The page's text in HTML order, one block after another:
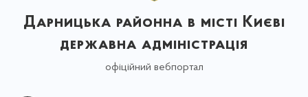
Дарницька районна в місті Києві
державна адміністрація
офіційний вебпортал